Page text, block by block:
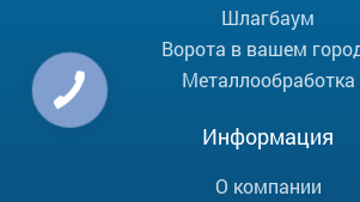
Шлагбаум
Ворота в вашем
Металлообработка
Информация
О компании